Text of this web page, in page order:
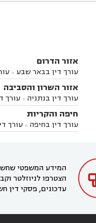
אזור הדרום
עורך דין בבאר שבע 
באשקלון
עורך דין
עורך דין בניר הבנים
זיקים
עורך דין
אזור השרון והסביבה
עורך דין בנתניה  עורך
עורך דין בחדרה
השרון
עורך דין באבן
עורך דין בחריש עורך
חיפה והקריות
עורך דין בחיפה  עורך
בקרית מוצקין
עורך
המידע המשפטי
הצטרפו לניוזלטר
עדכונים, פסקי דין